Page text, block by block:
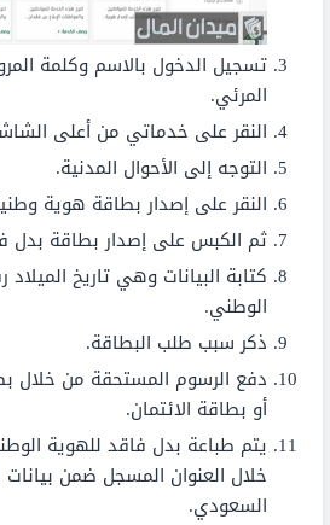
تسجيل الدخول بالاسم وكلمة
المرئي.
النقر على خدماتي من أعلى
التوجه إلى الأحوال المدنية.
النقر على إصدار بطاقة هوية
ثم الكبس على إصدار بطاقة بدل
كتابة البيانات وهي تاريخ الميلاد
الوطني.
ذكر سبب طلب البطاقة.
دفع الرسوم المستحقة من خلال
أو بطاقة الائتمان.
يتم طباعة بدل فاقد للهوية
خلال العنوان المسجل ضمن بيانات
السعودي.